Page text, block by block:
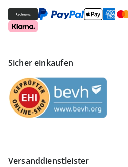
Sicher einkaufen
Versanddienstleister